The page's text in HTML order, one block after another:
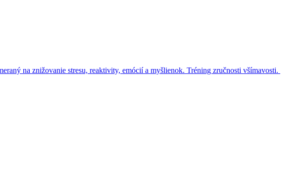
na znižovanie stresu, reaktivity, emócií a myšlienok. Tréning zručnosti všímavosti.